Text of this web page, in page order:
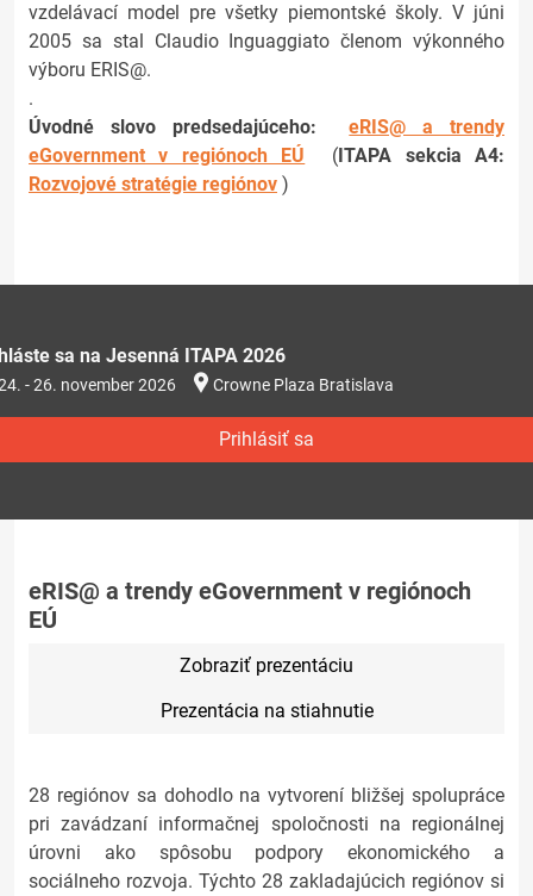
vzdelávací model pre všetky piemontské školy. V júni
2005 sa stal Claudio Inguaggiato členom výkonného
výboru ERIS@.
.
Úvodné slovo predsedajúceho:
eRIS@ a trendy
eGovernment v regiónoch EÚ (ITAPA sekcia A4:
Rozvojové stratégie regiónov )
sa na Jesenná ITAPA 2026
- 26. november 2026 Crowne Plaza Bratislava
Prihlásiť sa
eRIS@ a trendy eGovernment v regiónoch
EÚ
Zobraziť prezentáciu
Prezentácia na stiahnutie
28 regiónov sa dohodlo na vytvorení bližšej spolupráce
pri zavádzaní informačnej spoločnosti na regionálnej
úrovni ako spôsobu podpory ekonomického a
sociálneho rozvoja. Týchto 28 zakladajúcich regiónov si